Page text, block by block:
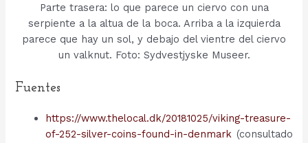
Parte trasera: lo que parece un ciervo con una
serpiente a la altua de la boca. Arriba a la izquierda
parece que hay un sol, y debajo del vientre del ciervo
un valknut. Foto: Sydvestjyske Museer.
Fuentes
https://www.thelocal.dk/20181025/viking-treasure-
of-252-silver-coins-found-in-denmark (consultado